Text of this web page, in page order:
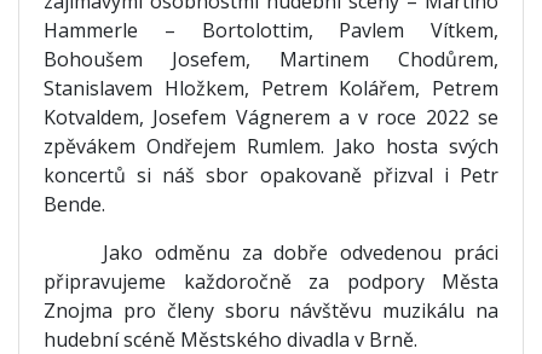
Hammerle – Bortolottim, Pavlem Vítkem,
Bohoušem Josefem, Martinem Chodůrem,
Stanislavem Hložkem, Petrem Kolářem, Petrem
Kotvaldem, Josefem Vágnerem a v roce 2022 se
zpěvákem Ondřejem Rumlem. Jako hosta svých
koncertů si náš sbor opakovaně přizval i Petr
Bende.
Jako odměnu za dobře odvedenou práci
připravujeme každoročně za podpory Města
Znojma pro členy sboru návštěvu muzikálu na
hudební scéně Městského divadla v Brně.